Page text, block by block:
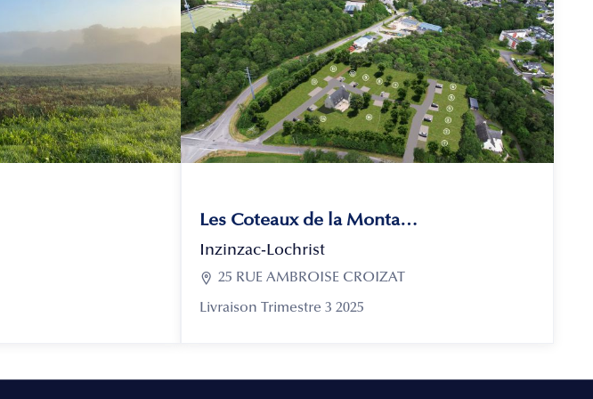
Les Coteaux de la Montagne
Inzinzac-Lochrist
 25 RUE AMBROISE CROIZAT
Livraison Trimestre 3 2025